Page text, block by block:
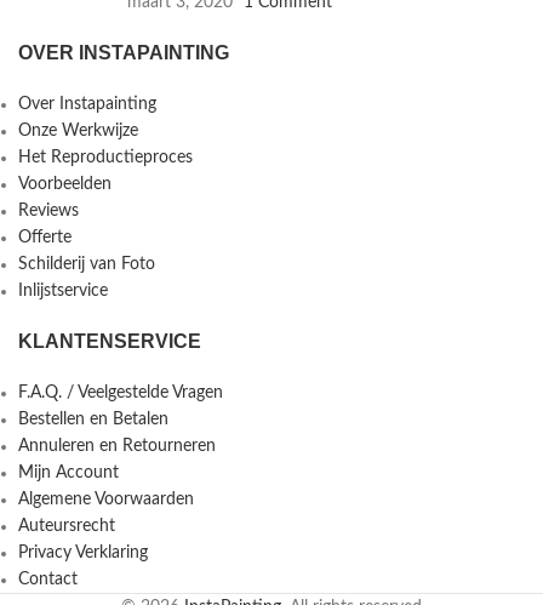
OVER INSTAPAINTING
Over Instapainting
Onze Werkwijze
Het Reproductieproces
Voorbeelden
Reviews
Offerte
Schilderij van Foto
Inlijstservice
KLANTENSERVICE
F.A.Q. / Veelgestelde Vragen
Bestellen en Betalen
Annuleren en Retourneren
Mijn Account
Algemene Voorwaarden
Auteursrecht
Privacy Verklaring
Contact